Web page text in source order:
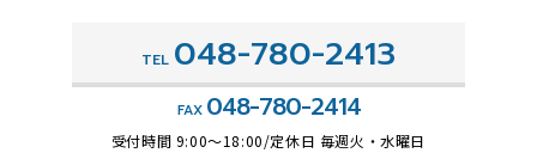
TEL 048-780-2413
FAX 048-780-2414
受付時間 9:00～18:00/定休日 毎週火・水曜日